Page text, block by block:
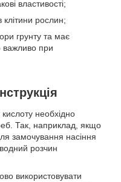
властивості;
рослин;
грунту та має
важливо при
необхідно
Так, наприклад, якщо
замочування насіння
розчин
використовувати